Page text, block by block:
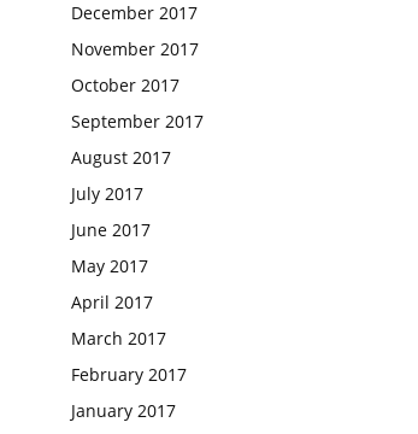
December 2017
November 2017
October 2017
September 2017
August 2017
July 2017
June 2017
May 2017
April 2017
March 2017
February 2017
January 2017